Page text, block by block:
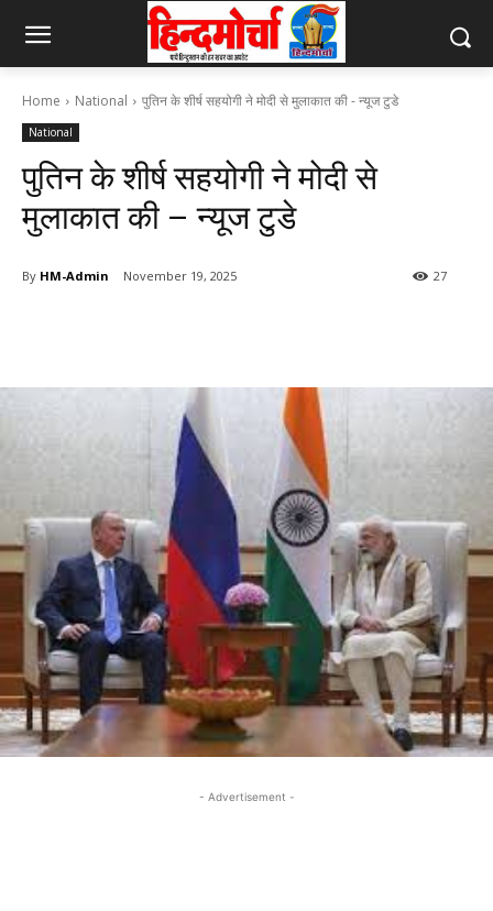
Home National पुतिन के शीर्ष सहयोगी ने मोदी से मुलाकात की - न्यूज टुडे
National
पुतिन के शीर्ष सहयोगी ने मोदी से
मुलाकात की – न्यूज टुडे
By HM-Admin November 19, 2025 27
- Advertisement -